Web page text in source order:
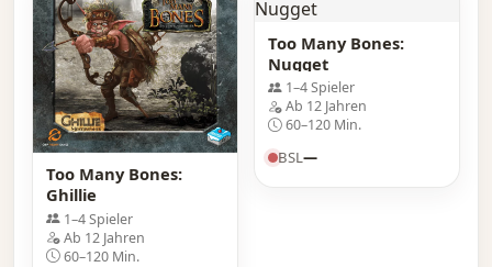
Too Many Bones:
Ghillie
1–4 Spieler
Ab 12 Jahren
60–120 Min.
Too Many Bones:
Nugget
1–4 Spieler
Ab 12 Jahren
60–120 Min.
BSL—